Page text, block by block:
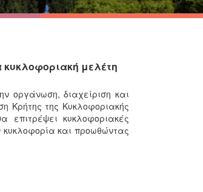
μελέτη
οργάνωση, διαχείριση και
Κρήτης της Κυκλοφοριακής
επιτρέψει κυκλοφοριακές
κυκλοφορία και προωθώντας